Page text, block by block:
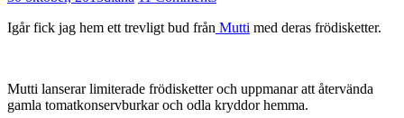
Igår fick jag hem ett trevligt bud från Mutti med deras frödisketter.
Mutti lanserar limiterade frödisketter och uppmanar att återvända
gamla tomatkonservburkar och odla kryddor hemma.